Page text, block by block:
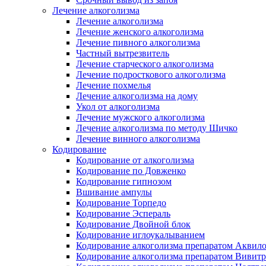
Лечение алкоголизма
Лечение алкоголизма
Лечение женского алкоголизма
Лечение пивного алкоголизма
Частный вытрезвитель
Лечение старческого алкоголизма
Лечение подросткового алкоголизма
Лечение похмелья
Лечение алкоголизма на дому
Укол от алкоголизма
Лечение мужского алкоголизма
Лечение алкоголизма по методу Шичко
Лечение винного алкоголизма
Кодирование
Кодирование от алкоголизма
Кодирование по Довженко
Кодирование гипнозом
Вшивание ампулы
Кодирование Торпедо
Кодирование Эспераль
Кодирование Двойной блок
Кодирование иглоукалыванием
Кодирование алкоголизма препаратом
Кодирование алкоголизма препаратом